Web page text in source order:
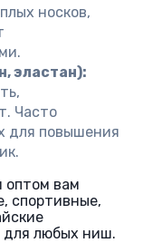
носков,
эластан):
Часто
для повышения
оптом вам
спортивные,
для любых ниш.